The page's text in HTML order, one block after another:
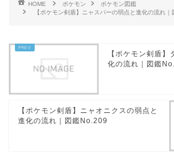
HOME ポケモン
ポケモン図鑑
【ポケモン剣盾】ニャスパーの弱点と進化の流れ
【ポケモン剣盾
化の流れ｜図鑑
【ポケモン剣盾】ニャオニクスの弱点と
進化の流れ｜図鑑No.209